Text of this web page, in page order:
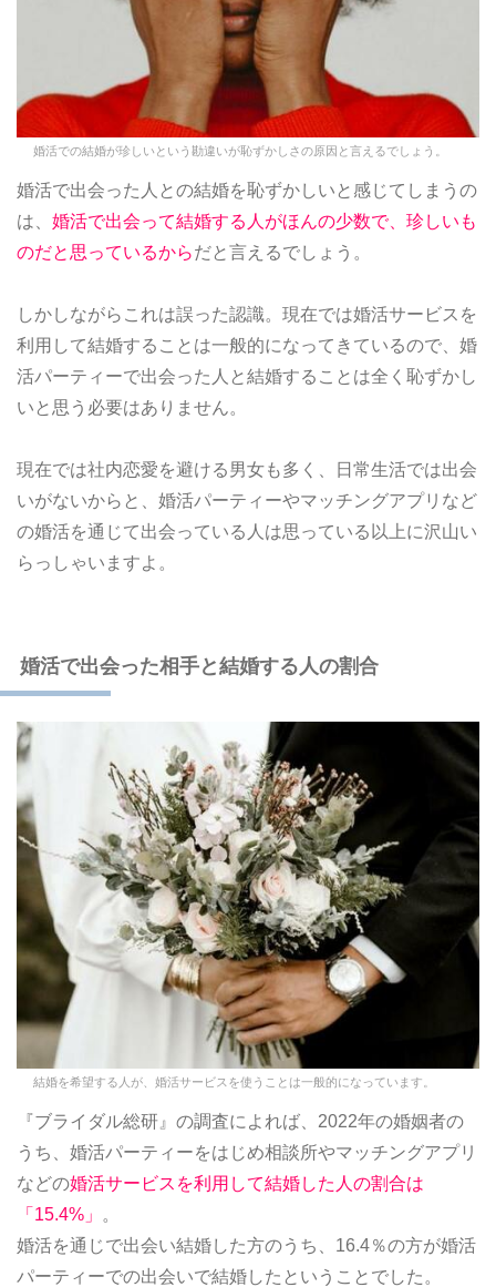
婚活での結婚が珍しいという勘違いが恥ずかしさの原因と言えるでしょう。
婚活で出会った人との結婚を恥ずかしいと感じてしまうの
は、 婚活で出会って結婚する人がほんの少数で、珍しいも
のだと思っているからだと言えるでしょう。
しかしながらこれは誤った認識。現在では婚活サービスを
利用して結婚することは一般的になってきているので、婚
活パーティーで出会った人と結婚することは全く恥ずかし
いと思う必要はありません。
現在では社内恋愛を避ける男女も多く、日常生活では出会
いがないからと、婚活パーティーやマッチングアプリなど
の婚活を通じて出会っている人は思っている以上に沢山い
らっしゃいますよ。
婚活で出会った相手と結婚する人の割合
結婚を希望する人が、婚活サービスを使うことは一般的になっています。
『ブライダル総研』の調査によれば、2022年の婚姻者の
うち、婚活パーティーをはじめ相談所やマッチングアプリ
などの婚活サービスを利用して結婚した人の割合は
「15.4%」
。
婚活を通じで出会い結婚した方のうち、16.4％の方が婚活
パーティーでの出会いで結婚したということでした。